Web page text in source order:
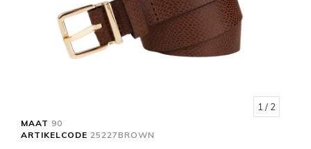
1 / 2
MAAT 90
ARTIKELCODE 25227BROWN